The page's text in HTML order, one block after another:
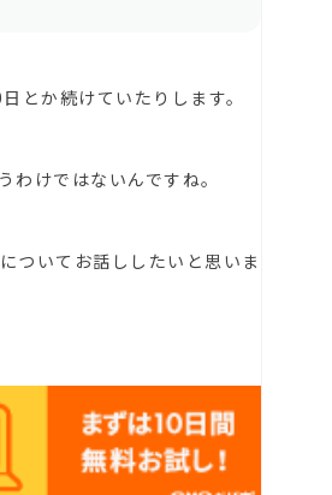
とか続けていたりします。
けではないんですね。
ついてお話ししたいと思いま